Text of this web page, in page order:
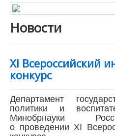
Абитуриенту
Анкетирование
Новости
XI Всероссийский
конкурс
Департамент
политики и
Минобрнауки
о проведении XI